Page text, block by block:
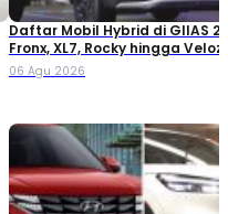
Daftar Mobil Hybrid di GIIAS
Fronx, XL7, Rocky hingga Veloz!
06 Agu 2026